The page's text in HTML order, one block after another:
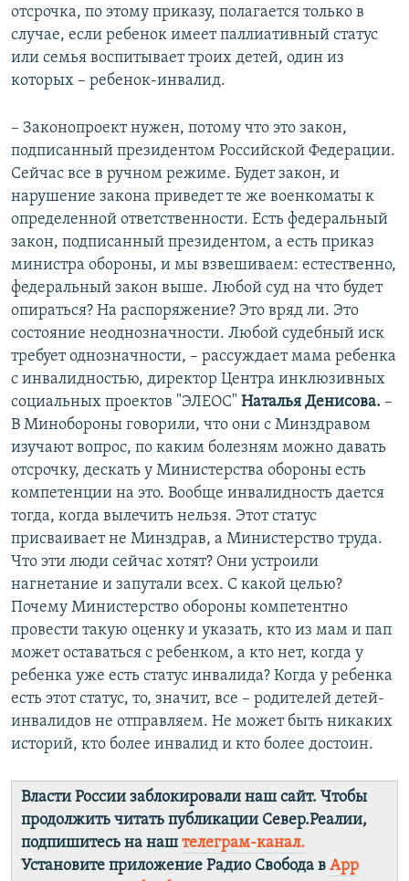
отсрочка, по этому приказу, полагается только в
случае, если ребенок имеет паллиативный статус
или семья воспитывает троих детей, один из
которых – ребенок-инвалид.
– Законопроект нужен, потому что это закон,
подписанный президентом Российской Федерации.
Сейчас все в ручном режиме. Будет закон, и
нарушение закона приведет те же военкоматы к
определенной ответственности. Есть федеральный
закон, подписанный президентом, а есть приказ
министра обороны, и мы взвешиваем: естественно,
федеральный закон выше. Любой суд на что будет
опираться? На распоряжение? Это вряд ли. Это
состояние неоднозначности. Любой судебный иск
требует однозначности, – рассуждает мама ребенка
с инвалидностью, директор Центра инклюзивных
социальных проектов "ЭЛЕОС" Наталья Денисова. –
В Минобороны говорили, что они с Минздравом
изучают вопрос, по каким болезням можно давать
отсрочку, дескать у Министерства обороны есть
компетенции на это. Вообще инвалидность дается
тогда, когда вылечить нельзя. Этот статус
присваивает не Минздрав, а Министерство труда.
Что эти люди сейчас хотят? Они устроили
нагнетание и запутали всех. С какой целью?
Почему Министерство обороны компетентно
провести такую оценку и указать, кто из мам и пап
может оставаться с ребенком, а кто нет, когда у
ребенка уже есть статус инвалида? Когда у ребенка
есть этот статус, то, значит, все – родителей детей-
инвалидов не отправляем. Не может быть никаких
историй, кто более инвалид и кто более достоин.
Власти России заблокировали наш сайт. Чтобы
продолжить читать публикации Север.Реалии,
подпишитесь на наш телеграм-канал.
Установите приложение Радио Свобода в App